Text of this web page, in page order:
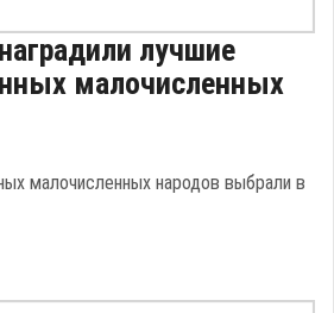
лучшие
малочисленных
малочисленных народов выбрали в